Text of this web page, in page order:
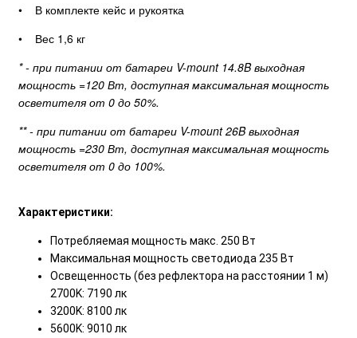
• В комплекте кейс и рукоятка
• Вес 1,6 кг
* - при питании от батареи V-mount 14.8B выходная
мощность =120 Вт, доступная максимальная мощность
осветителя от 0 до 50%.
** - при питании от батареи V-mount 26B выходная
мощность =230 Вт, доступная максимальная мощность
осветителя от 0 до 100%.
Характеристики:
Потребляемая мощность макс. 250 Вт
Максимальная мощность светодиода 235 Вт
Освещенность (без рефлектора на расстоянии 1 м)
2700K: 7190 лк
3200K: 8100 лк
5600K: 9010 лк